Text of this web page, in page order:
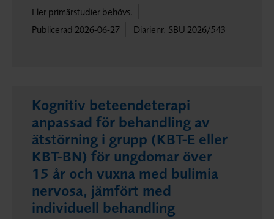
Fler primärstudier behövs.
Publicerad 2026-06-27
Diarienr. SBU 2026/543
Kognitiv beteendeterapi
anpassad för behandling av
ätstörning i grupp (KBT-E eller
KBT-BN) för ungdomar över
15 år och vuxna med bulimia
nervosa, jämfört med
individuell behandling